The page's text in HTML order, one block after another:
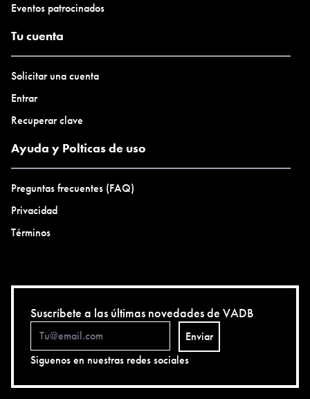
Eventos patrocinados
Tu cuenta
Solicitar una cuenta
Entrar
Recuperar clave
Ayuda y Polticas de uso
Preguntas frecuentes (FAQ)
Privacidad
Términos
Suscríbete a las últimas novedades de VADB
Enviar
Siguenos en nuestras redes sociales